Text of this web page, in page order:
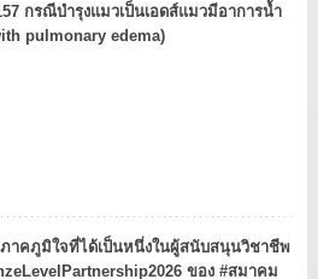
กรณีบำรุงแมวเป็นเอดส์แมวมีอาการน้ำ
pulmonary edema)
าคภูมิใจที่ได้เป็นหนึ่งในผู้สนับสนุนวิชาชีพ
ของ #สมาคม